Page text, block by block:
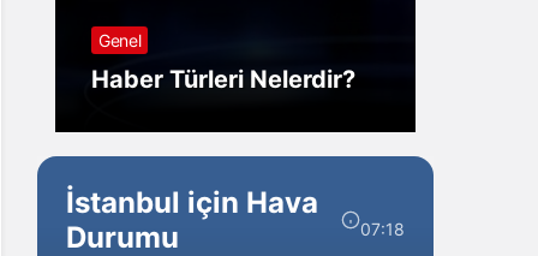
Genel
Haber Türleri Nelerdir?
İstanbul için Hava
Durumu
07:18